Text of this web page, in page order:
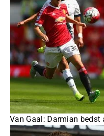
Van Gaal: Darmian bedst